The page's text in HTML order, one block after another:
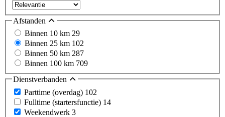
Afstanden
Binnen 10 km 29
Binnen 25 km 102
Binnen 50 km 287
Binnen 100 km 709
Dienstverbanden
Parttime (overdag) 102
Fulltime (startersfunctie) 14
Weekendwerk 3